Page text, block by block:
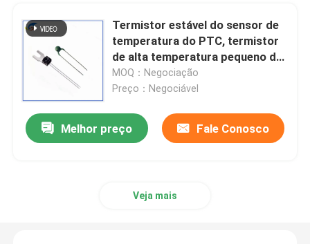
Termistor estável do sensor de
temperatura do PTC, termistor
de alta temperatura pequeno do
PTC
MOQ：Negociação
Preço：Negociável
Melhor preço Fale Conosco
Veja mais